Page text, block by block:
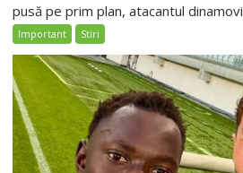
pusă pe prim plan, atacantul
Important Stiri